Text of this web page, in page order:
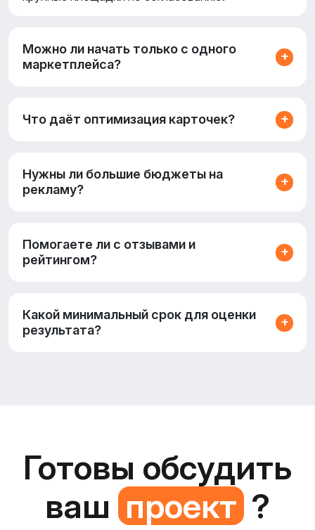
Можно ли начать только с одного
маркетплейса?
Что даёт оптимизация карточек?
Нужны ли большие бюджеты на
рекламу?
Помогаете ли с отзывами и
рейтингом?
Какой минимальный срок для оценки
результата?
Готовы обсудить
ваш проект ?